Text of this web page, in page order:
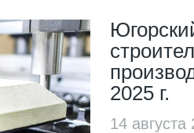
2025 г.
14